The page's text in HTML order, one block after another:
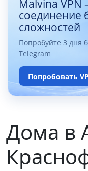
Malvina
соединение
сложностей
Попробуйте 3 дня
Telegram
Попробовать
Дома в